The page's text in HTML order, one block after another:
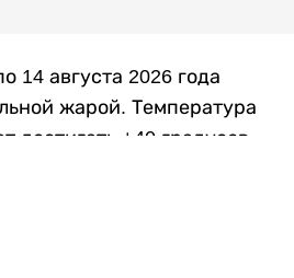
14 августа 2026 года
жарой. Температура
достигать +40 градусов,